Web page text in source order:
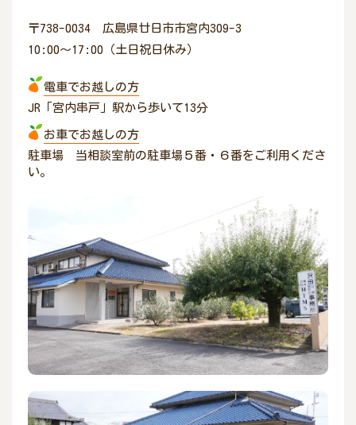
〒738-0034 広島県廿日市市宮内309-3
10:00〜17:00（土日祝日休み）
電車でお越しの方
JR「宮内串戸」駅から歩いて13分
お車でお越しの方
駐車場 当相談室前の駐車場５番・６番をご利用くださ
い。